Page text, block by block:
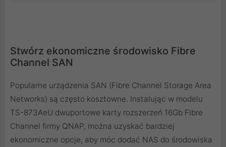
Stwórz ekonomiczne środowisko Fibre
Channel SAN
Popularne urządzenia SAN (Fibre Channel Storage Area
Networks) są często kosztowne. Instalując w modelu
TS-873AeU dwuportowe karty rozszerzeń 16Gb Fibre
Channel firmy QNAP, można uzyskać bardziej
ekonomiczne opcje, aby móc dodać NAS do środowiska